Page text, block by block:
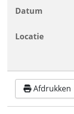
Datum
Locatie
Afdrukken